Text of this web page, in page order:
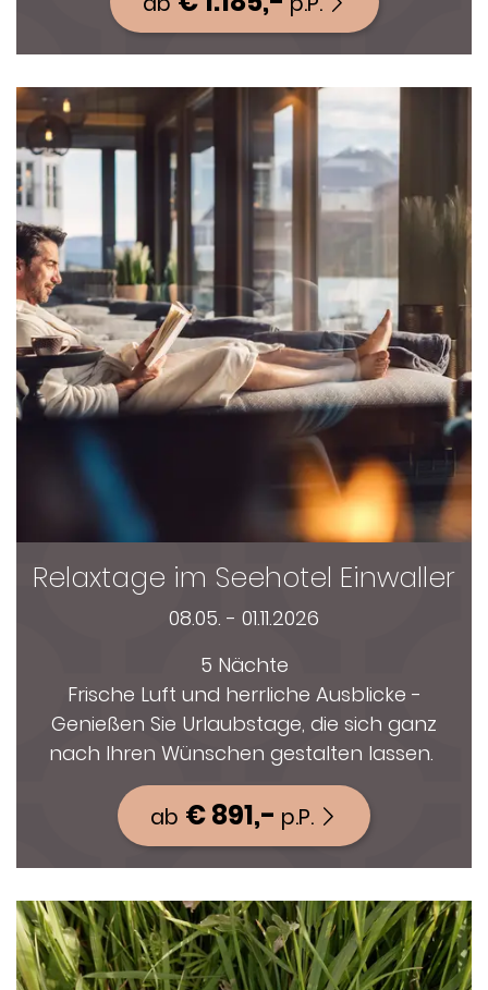
Relaxtage im Seehotel Einwaller
08.05. - 01.11.2026
5 Nächte
Frische Luft und herrliche Ausblicke -
Genießen Sie Urlaubstage, die sich ganz
nach Ihren Wünschen gestalten lassen.
ab € 891,- p.P.